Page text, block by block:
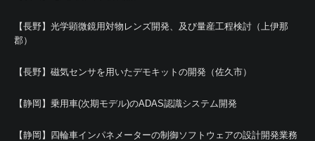
【長野】光学顕微鏡用対物レンズ開発、及び量産工程検討（上伊那
郡）
【長野】磁気センサを用いたデモキットの開発（佐久市）
【静岡】乗用車(次期モデル)のADAS認識システム開発
【静岡】四輪車インパネメーターの制御ソフトウェアの設計開発業務